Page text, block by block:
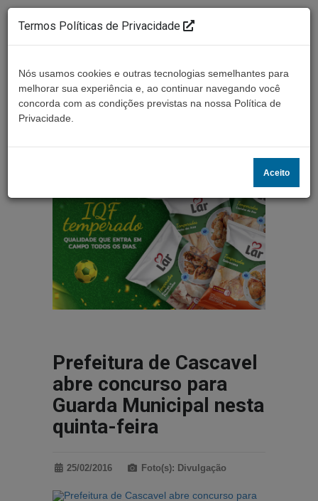
Prefeitura de Cascavel
abre concurso para
Guarda Municipal nesta
quinta-feira
25/02/2016 Foto(s): Divulgação
Termos Políticas de Privacidade
Nós usamos cookies e outras tecnologias semelhantes para
melhorar sua experiência e, ao continuar navegando você
concorda com as condições previstas na nossa Política de
Privacidade.
Aceito